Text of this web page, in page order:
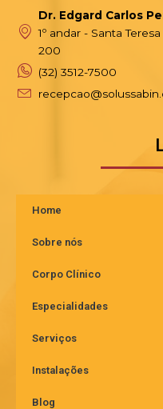
Dr. Edgard Carlos
1º andar - Santa
200
(32) 3512-7500
Home
Sobre nós
Corpo Clínico
Especialidades
Serviços
Instalações
Blog